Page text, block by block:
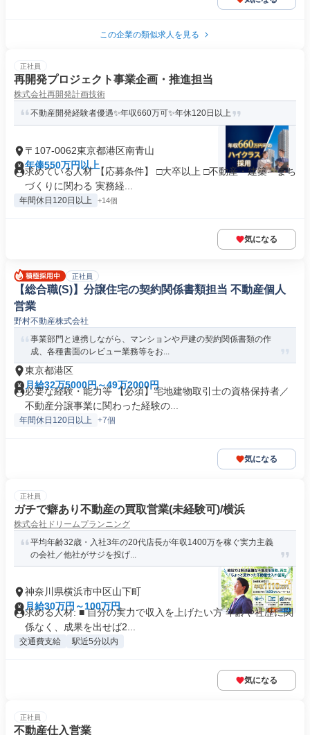
この企業の類似求人を見る
正社員
再開発プロジェクト事業企画・推進担当
株式会社再開発計画技術
不動産開発経験者優遇✨年収660万可✨年休120日以上
〒107-0062東京都港区南青山
年俸550万円以上
求めている人材 【応募条件】 □大卒以上 □不動産・建築・まち
づくりに関わる 実務経...
年間休日120日以上 +14個
気になる
正社員
【総合職(S)】分譲住宅の契約関係書類担当 不動産個人
営業
野村不動産株式会社
事業部門と連携しながら、マンションや戸建の契約関係書類の作
成、各種書面のレビュー業務等をお...
東京都港区
月給32万5000円～49万2000円
必要な経験・能力等 【必須】宅地建物取引士の資格保持者／
不動産分譲事業に関わった経験の...
年間休日120日以上 +7個
気になる
正社員
ガチで癖あり不動産の買取営業(未経験可)/横浜
株式会社ドリームプランニング
平均年齢32歳・入社3年の20代店長が年収1400万を稼ぐ実力主義
の会社／他社がサジを投げ...
神奈川県横浜市中区山下町
月給30万円～100万円
求める人材: ■ 自分の実力で収入を上げたい方 年齢や社歴に関
係なく、成果を出せば2...
交通費支給 駅近5分以内
気になる
正社員
不動産仕入営業